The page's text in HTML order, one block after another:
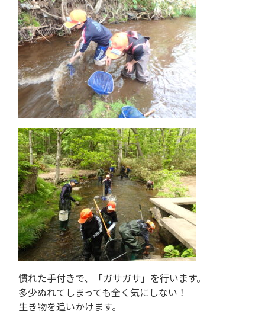
慣れた手付きで、「ガサガサ」を行います。
多少ぬれてしまっても全く気にしない！
生き物を追いかけます。